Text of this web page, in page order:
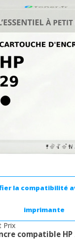
la compatibilité
imprimante
Prix
compatible HP